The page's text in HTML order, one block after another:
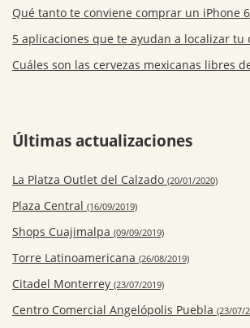
Qué tanto te conviene comprar un iPhone
5 aplicaciones que te ayudan a localizar tu
Cuáles son las cervezas mexicanas libres
Últimas actualizaciones
La Platza Outlet del Calzado (20/01/2020)
Plaza Central (16/09/2019)
Shops Cuajimalpa (09/09/2019)
Torre Latinoamericana (26/08/2019)
Citadel Monterrey (23/07/2019)
Centro Comercial Angelópolis Puebla (23/07/